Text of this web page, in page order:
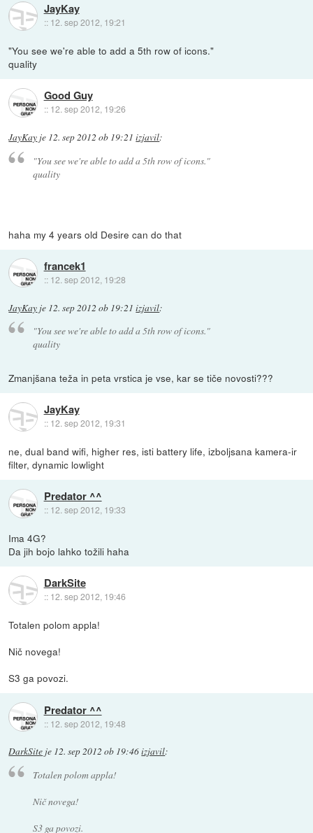
JayKay
:: 12. sep 2012, 19:21
"You see we're able to add a 5th row of icons."
quality
Good Guy
:: 12. sep 2012, 19:26
JayKay je 12. sep 2012 ob 19:21 izjavil:
"You see we're able to add a 5th row of icons."
quality
haha my 4 years old Desire can do that
francek1
:: 12. sep 2012, 19:28
JayKay je 12. sep 2012 ob 19:21 izjavil:
"You see we're able to add a 5th row of icons."
quality
Zmanjšana teža in peta vrstica je vse, kar se tiče novosti???
JayKay
:: 12. sep 2012, 19:31
ne, dual band wifi, higher res, isti battery life, izboljsana kamera-ir
filter, dynamic lowlight
Predator ^^
:: 12. sep 2012, 19:33
Ima 4G?
Da jih bojo lahko tožili haha
DarkSite
:: 12. sep 2012, 19:46
Totalen polom appla!
Nič novega!
S3 ga povozi.
Predator ^^
:: 12. sep 2012, 19:48
DarkSite je 12. sep 2012 ob 19:46izjavil:
Totalen polom appla!
Nič novega!
S3 ga povozi.